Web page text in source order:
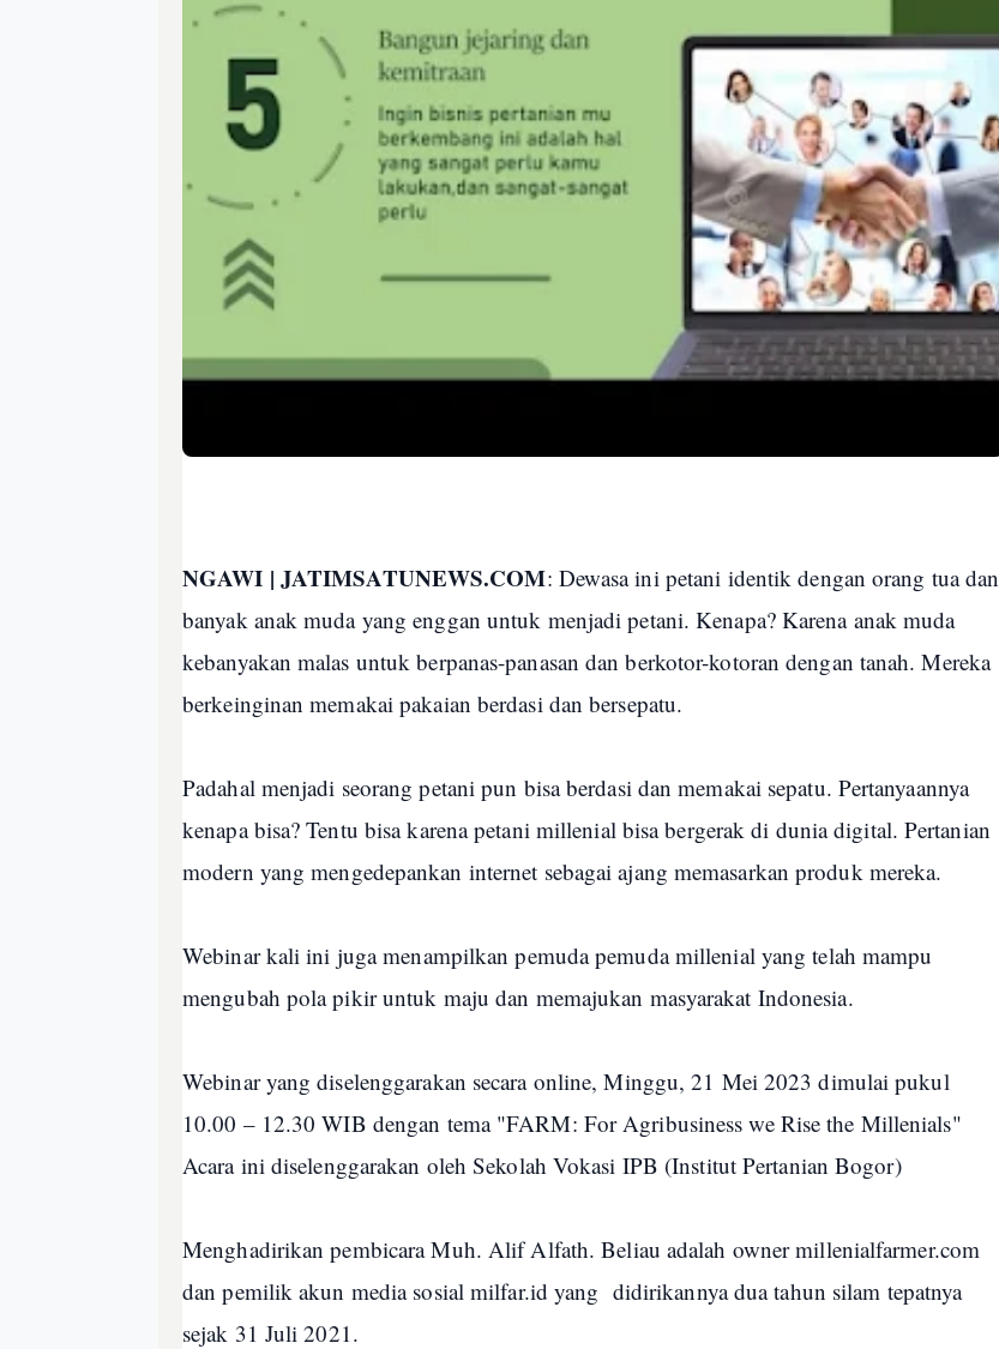
NGAWI | JATIMSATUNEWS.COM: Dewasa ini petani identik dengan orang tua dan
banyak anak muda yang enggan untuk menjadi petani. Kenapa? Karena anak muda
kebanyakan malas untuk berpanas-panasan dan berkotor-kotoran dengan tanah. Mereka
berkeinginan memakai pakaian berdasi dan bersepatu.
Padahal menjadi seorang petani pun bisa berdasi dan memakai sepatu. Pertanyaannya
kenapa bisa? Tentu bisa karena petani millenial bisa bergerak di dunia digital. Pertanian
modern yang mengedepankan internet sebagai ajang memasarkan produk mereka.
Webinar kali ini juga menampilkan pemuda pemuda millenial yang telah mampu
mengubah pola pikir untuk maju dan memajukan masyarakat Indonesia.
Webinar yang diselenggarakan secara online, Minggu, 21 Mei 2023 dimulai pukul
10.00 – 12.30 WIB dengan tema "FARM: For Agribusiness we Rise the Millenials"
Acara ini diselenggarakan oleh Sekolah Vokasi IPB (Institut Pertanian Bogor)
Menghadirikan pembicara Muh. Alif Alfath. Beliau adalah owner millenialfarmer.com
dan pemilik akun media sosial milfar.id yang didirikannya dua tahun silam tepatnya
sejak 31 Juli 2021.